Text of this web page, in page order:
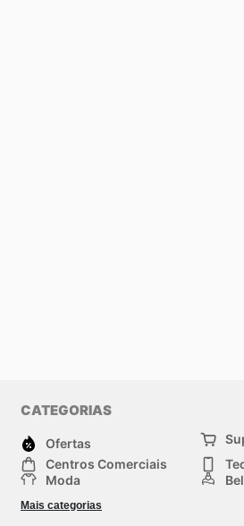
CATEGORIAS
Ofertas
Centros Comerciais
Moda
Construção e jardinagem
Mais categorias